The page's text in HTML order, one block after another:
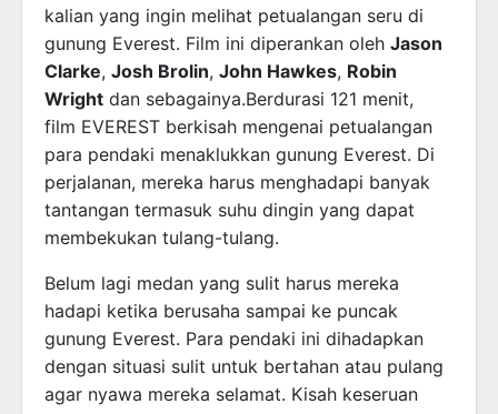
kalian yang ingin melihat petualangan seru di
gunung Everest. Film ini diperankan oleh Jason
Clarke, Josh Brolin, John Hawkes, Robin
Wright dan sebagainya.Berdurasi 121 menit,
film EVEREST berkisah mengenai petualangan
para pendaki menaklukkan gunung Everest. Di
perjalanan, mereka harus menghadapi banyak
tantangan termasuk suhu dingin yang dapat
membekukan tulang-tulang.
Belum lagi medan yang sulit harus mereka
hadapi ketika berusaha sampai ke puncak
gunung Everest. Para pendaki ini dihadapkan
dengan situasi sulit untuk bertahan atau pulang
agar nyawa mereka selamat. Kisah keseruan